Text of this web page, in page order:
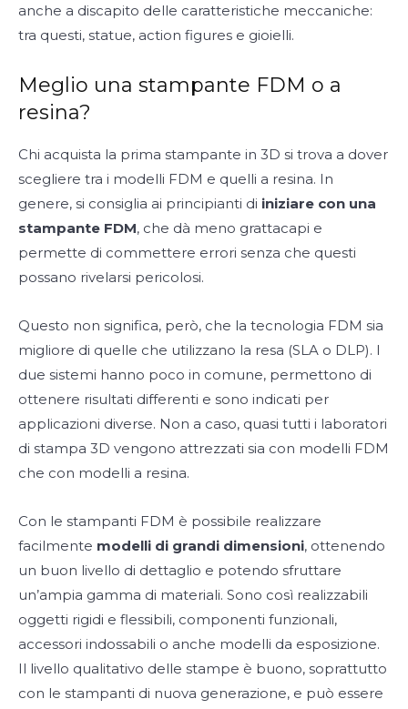
anche a discapito delle caratteristiche meccaniche:
tra questi, statue, action figures e gioielli.
Meglio una stampante FDM o a
resina?
Chi acquista la prima stampante in 3D si trova a dover
scegliere tra i modelli FDM e quelli a resina. In
genere, si consiglia ai principianti di iniziare con una
stampante FDM, che dà meno grattacapi e
permette di commettere errori senza che questi
possano rivelarsi pericolosi.
Questo non significa, però, che la tecnologia FDM sia
migliore di quelle che utilizzano la resa (SLA o DLP). I
due sistemi hanno poco in comune, permettono di
ottenere risultati differenti e sono indicati per
applicazioni diverse. Non a caso, quasi tutti i laboratori
di stampa 3D vengono attrezzati sia con modelli FDM
che con modelli a resina.
Con le stampanti FDM è possibile realizzare
facilmente modelli di grandi dimensioni, ottenendo
un buon livello di dettaglio e potendo sfruttare
un’ampia gamma di materiali. Sono così realizzabili
oggetti rigidi e flessibili, componenti funzionali,
accessori indossabili o anche modelli da esposizione.
Il livello qualitativo delle stampe è buono, soprattutto
con le stampanti di nuova generazione, e può essere